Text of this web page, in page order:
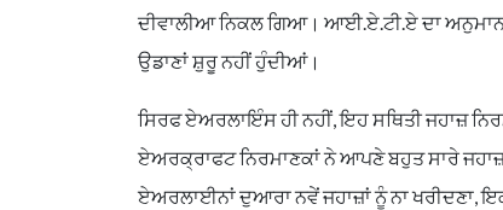
ਦੀਵਾਲੀਆ ਨਿਕਲ ਗਿਆ। ਆਈ.ਏ.ਟੀ.ਏ ਦਾ
ਉਡਾਣਾਂ ਸ਼ੁਰੂ ਨਹੀਂ ਹੁੰਦੀਆਂ।
ਸਿਰਫ ਏਅਰਲਾਇੰਸ ਹੀ ਨਹੀਂ, ਇਹ ਸਥਿਤੀ ਜਹਾਜ਼
ਏਅਰਕ੍ਰਾਫਟ ਨਿਰਮਾਣਕਾਂ ਨੇ ਆਪਣੇ ਬਹੁਤ ਸਾਰੇ
ਏਅਰਲਾਈਨਾਂ ਦੁਆਰਾ ਨਵੇਂ ਜਹਾਜ਼ਾਂ ਨੂੰ ਨਾ ਖਰੀਦਣਾ, ਇਕ